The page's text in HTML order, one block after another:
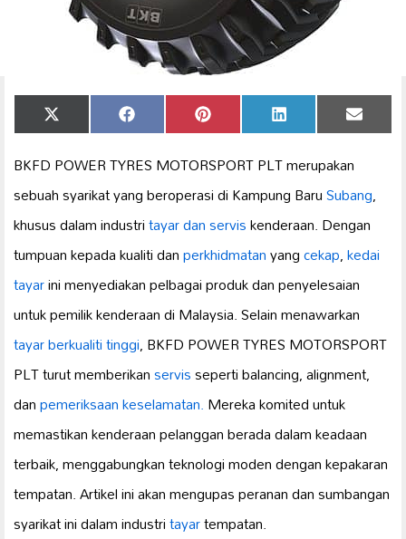
Share
on
X
(Twitter)
Share
on
Facebook Share
on
Pinterest Share
on
LinkedIn Share
on
Email
BKFD POWER TYRES MOTORSPORT PLT merupakan
sebuah syarikat yang beroperasi di Kampung BaruSubang,
khusus dalam industritayar dan serviskenderaan. Dengan
tumpuan kepada kualiti danperkhidmatanyangcekap,kedai
tayarini menyediakan pelbagai produk dan penyelesaian
untuk pemilik kenderaan di Malaysia. Selain menawarkan
tayar berkualiti tinggi, BKFD POWER TYRES MOTORSPORT
PLT turut memberikanservisseperti balancing, alignment,
danpemeriksaan keselamatan.Mereka komited untuk
memastikan kenderaan pelanggan berada dalam keadaan
terbaik, menggabungkan teknologi moden dengan kepakaran
tempatan. Artikel ini akan mengupas peranan dan sumbangan
syarikat ini dalam industritayartempatan.